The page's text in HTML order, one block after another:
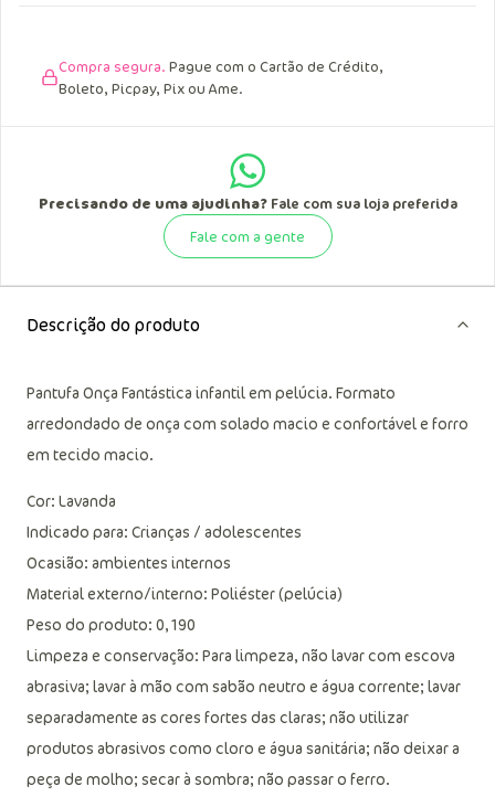
Compra segura. Pague com o Cartão de Crédito,
Boleto, Picpay, Pix ou Ame.
Precisando de uma ajudinha?Fale com sua loja preferida
Fale com a gente
Descrição do produto
Pantufa Onça Fantástica infantil em pelúcia. Formato
arredondado de onça com solado macio e confortável e forro
em tecido macio.
Cor: Lavanda
Indicado para: Crianças / adolescentes
Ocasião: ambientes internos
Material externo/interno: Poliéster (pelúcia)
Peso do produto: 0,190
Limpeza e conservação: Para limpeza, não lavar com escova
abrasiva; lavar à mão com sabão neutro e água corrente; lavar
separadamente as cores fortes das claras; não utilizar
produtos abrasivos como cloro e água sanitária; não deixar a
peça de molho; secar à sombra; não passar o ferro.